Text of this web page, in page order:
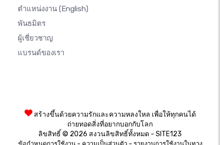
ตำแหน่งงาน (English)
พันธมิตร
ผู้เชี่ยวชาญ
แบรนด์ของเรา
สร้างขึ้นด้วยความรักและความหลงใหล เพื่อให้ทุกคนได้
ถ่ายทอดสิ่งที่อยากบอกกับโลก
ลิขสิทธิ์ © 2026 สงวนลิขสิทธิ์ทั้งหมด - SITE123